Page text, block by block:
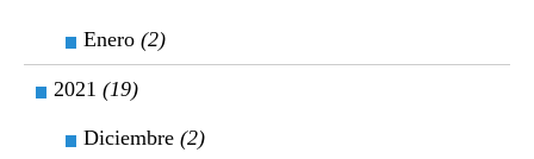
Enero (2)
2021 (19)
Diciembre (2)